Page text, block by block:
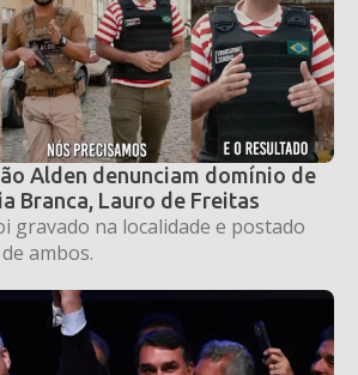
Alden denunciam domínio de
Branca, Lauro de Freitas
gravado na localidade e postado
ambos.